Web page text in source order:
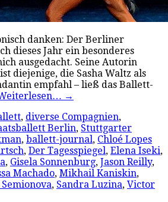
danken: Der Berliner
dieses Jahr ein besonderes
ausgedacht. Seine Autorin
diejenige, die Sasha Waltz als
empfahl – ließ das Ballett-
→
, diverse Compagnien,
Berlin, Stuttgarter
, ballett-journal, Chloé Lopes
, Der Tagesspiegel, Elena Iseki,
, Gisela Sonnenburg, Jason Reilly,
Machado, Mikhail Kaniskin,
, Sandra Luzina, Victor